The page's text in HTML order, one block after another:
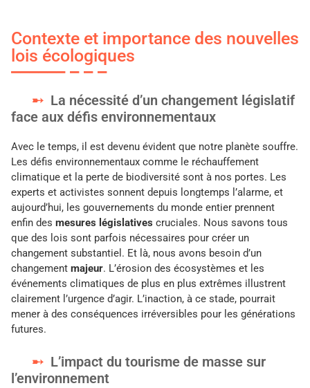
Contexte et importance des nouvelles
lois écologiques
La nécessité d’un changement législatif
face aux défis environnementaux
Avec le temps, il est devenu évident que notre planète souffre.
Les défis environnementaux comme le réchauffement
climatique et la perte de biodiversité sont à nos portes. Les
experts et activistes sonnent depuis longtemps l’alarme, et
aujourd’hui, les gouvernements du monde entier prennent
enfin des mesures législatives cruciales. Nous savons tous
que des lois sont parfois nécessaires pour créer un
changement substantiel. Et là, nous avons besoin d’un
changement majeur. L’érosion des écosystèmes et les
événements climatiques de plus en plus extrêmes illustrent
clairement l’urgence d’agir. L’inaction, à ce stade, pourrait
mener à des conséquences irréversibles pour les générations
futures.
L’impact du tourisme de masse sur
l’environnement